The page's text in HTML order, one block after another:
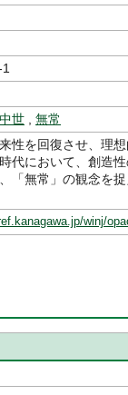
世 無常
来性を回復させ、理
代において、創造
「無常」の観念を
winj/